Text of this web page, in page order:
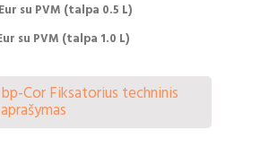
su PVM (talpa 0.5 L)
su PVM (talpa 1.0 L)
bp-Cor Fiksatorius techninis
aprašymas